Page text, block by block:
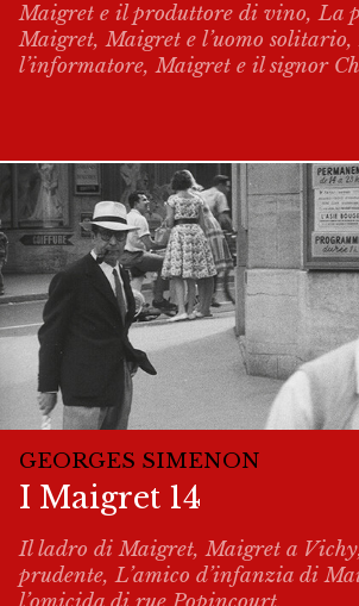
Maigret e il produttore di vino, La
Maigret, Maigret e l’uomo
l’informatore, Maigret e il signor
GEORGES SIMENON
I Maigret 14
Il ladro di Maigret, Maigret a
prudente, L’amico d’infanzia di